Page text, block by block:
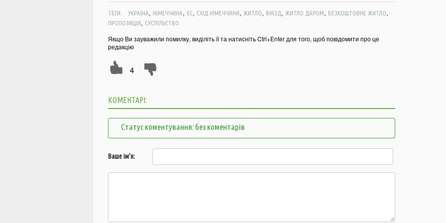
ТЕГИ: УКРАЇНА, НІМЕЧЧИНА, ЄС, СХІД НІМЕЧЧИНИ, ЖИТЛО, ВИЇЗД, ЖИТЛО ДАРОМ, БЕЗКОШТОВНЕ ЖИТЛО,
ПРОПОЗИЦІЯ, СУСПІЛЬСТВО
Якщо Ви зауважили помилку, виділіть її та натисніть Ctrl+Enter для того, щоб повідомити про це
редакцію
4
КОМЕНТАРІ:
Статус коментування: без коментарів
Ваше ім'я: